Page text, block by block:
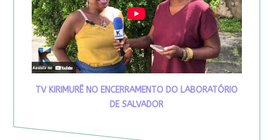
TV KIRIMURÊ NO ENCERRAMENTO DO LABORATÓRIO
DE SALVADOR